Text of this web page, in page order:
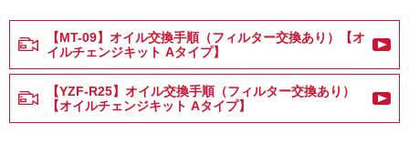
【MT-09】オイル交換手順（フィルター交換あり）【オ
イルチェンジキット Aタイプ】
【YZF-R25】オイル交換手順（フィルター交換あり）
【オイルチェンジキット Aタイプ】